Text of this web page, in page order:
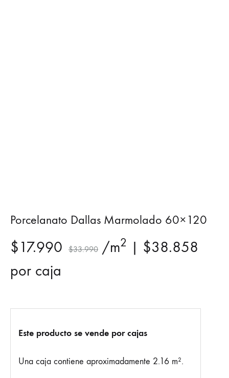
Porcelanato Dallas Marmolado 60×120
$17.990 $33.990 /m2 | $38.858
por caja
Este producto se vende por cajas
Una caja contiene aproximadamente 2.16 m².